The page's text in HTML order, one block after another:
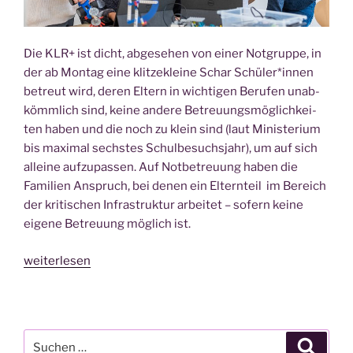
Die KLR+ ist dicht, abge­se­hen von einer Not­grup­pe, in
der ab Mon­tag eine klit­ze­klei­ne Schar Schüler*innen
betreut wird, deren Eltern in wich­ti­gen Beru­fen unab­
kömm­lich sind, kei­ne ande­re Betreu­ungs­mög­lich­kei­
ten haben und die noch zu klein sind (laut Minis­te­ri­um
bis maxi­mal sechs­tes Schul­be­suchs­jahr), um auf sich
allei­ne auf­zu­pas­sen. Auf Not­be­treu­ung haben die
Fami­li­en Anspruch, bei denen ein Eltern­teil im Bereich
der kri­ti­schen Infra­struk­tur arbei­tet – sofern kei­ne
eige­ne Betreu­ung mög­lich ist.
„Klei­
fürs
weiterlesen